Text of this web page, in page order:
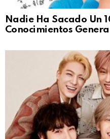
Nadie Ha Sacado Un
Conocimientos